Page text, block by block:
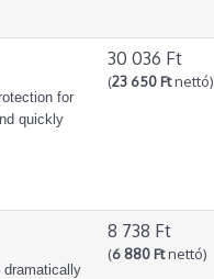
for
quickly
30 036 Ft
(23 650 Ftnettó)
dramatically
8 738 Ft
(6 880 Ftnettó)